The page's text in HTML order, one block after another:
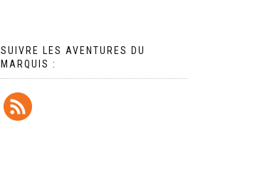
SUIVRE LES AVENTURES DU
MARQUIS :